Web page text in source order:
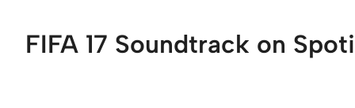
FIFA 17 Soundtrack on